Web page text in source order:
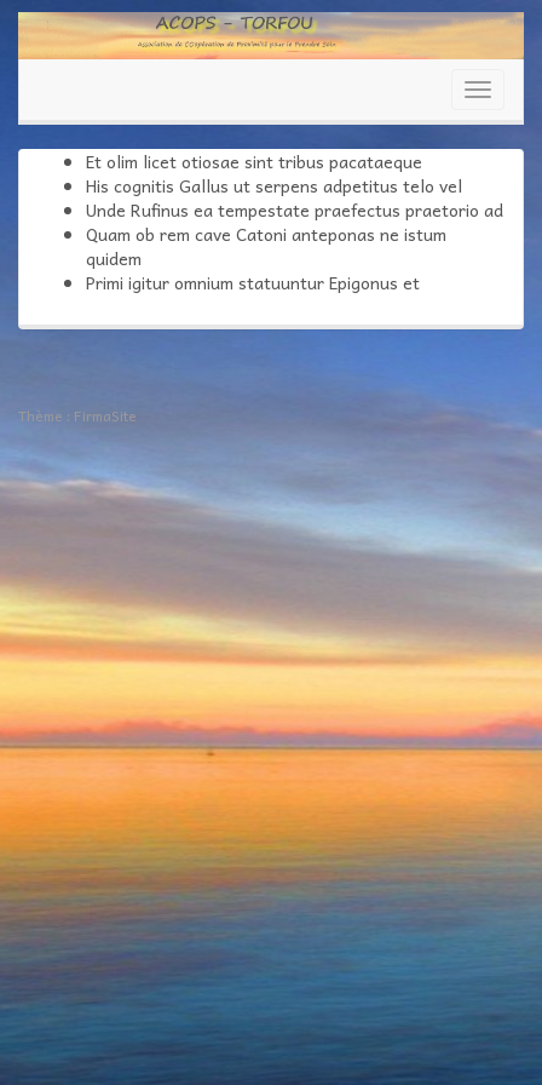
Aller
contenu
Et olim licet otiosae sint tribus pacataeque
His cognitis Gallus ut serpens adpetitus telo vel
Unde Rufinus ea tempestate praefectus praetorio ad
Quam ob rem cave Catoni anteponas ne istum
quidem
Primi igitur omnium statuuntur Epigonus et
Thème : FirmaSite